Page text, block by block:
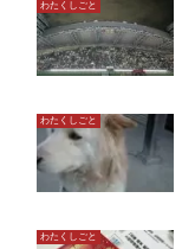
わたくしごと
わたくしごと
わたくしごと